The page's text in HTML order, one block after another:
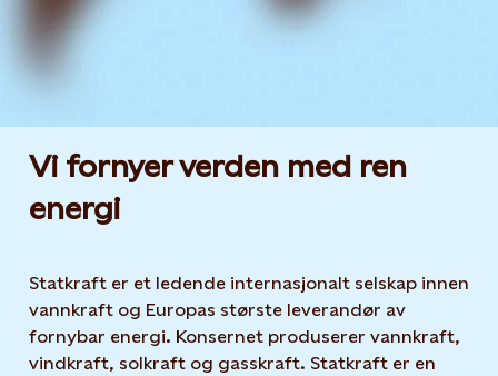
Vi fornyer verden med ren
energi
Statkraft er et ledende internasjonalt selskap innen
vannkraft og Europas største leverandør av
fornybar energi. Konsernet produserer vannkraft,
vindkraft, solkraft og gasskraft. Statkraft er en